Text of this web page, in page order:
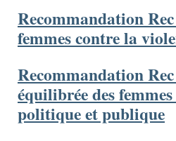
Recommandation
femmes contre la
Recommandation
équilibrée des
politique et publique